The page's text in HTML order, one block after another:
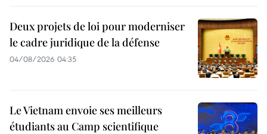
Deux projets de loi pour moderniser
le cadre juridique de la défense
04/08/2026 04:35
Le Vietnam envoie ses meilleurs
étudiants au Camp scientifique